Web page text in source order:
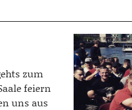
zum
feiern
uns aus